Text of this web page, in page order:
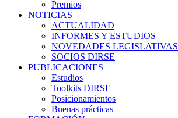
Premios
NOTICIAS
ACTUALIDAD
INFORMES Y ESTUDIOS
NOVEDADES LEGISLATIVAS
SOCIOS DIRSE
PUBLICACIONES
Estudios
Toolkits DIRSE
Posicionamientos
Buenas prácticas